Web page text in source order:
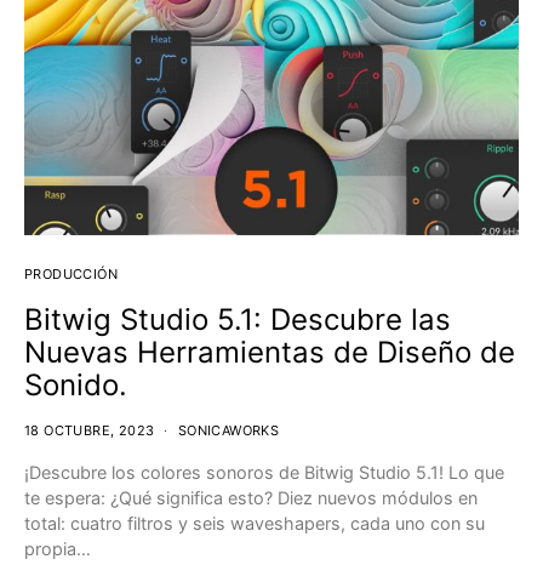
PRODUCCIÓN
Bitwig Studio 5.1: Descubre las
Nuevas Herramientas de Diseño de
Sonido.
18 OCTUBRE, 2023 SONICAWORKS
¡Descubre los colores sonoros de Bitwig Studio 5.1! Lo que
te espera: ¿Qué significa esto? Diez nuevos módulos en
total: cuatro filtros y seis waveshapers, cada uno con su
propia…